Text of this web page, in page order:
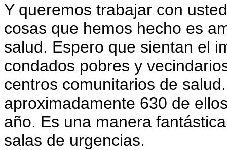
Y queremos trabajar con
cosas que hemos hecho es
salud. Espero que sientan el
condados pobres y
centros comunitarios de
aproximadamente 630 de
año. Es una manera
salas de urgencias.